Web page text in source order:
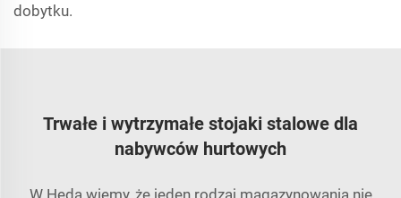
dobytku.
Trwałe i wytrzymałe stojaki stalowe dla
nabywców hurtowych
W Heda wiemy, że jeden rodzaj magazynowania nie